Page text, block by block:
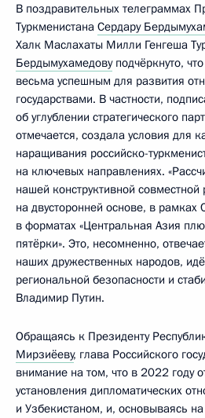
В поздравительных телеграммах
Туркменистана Сердару
Халк Маслахаты Милли Генгеша
Бердымухамедовуподчёркнуто,
весьма успешным для развития
государствами. В частности,
об углублении стратегического
отмечается, создала условия для
наращивания российско-
на ключевых направлениях.
нашей конструктивной совместной
на двусторонней основе, в
в форматах «Центральная Азия
пятёрки». Это, несомненно,
наших дружественных народов,
региональной безопасности и
Владимир Путин.
Обращаясь к Президенту
Мирзиёеву, глава Российского
внимание на том, что в 2022 году
установления дипломатических
и Узбекистаном, и, основываясь на